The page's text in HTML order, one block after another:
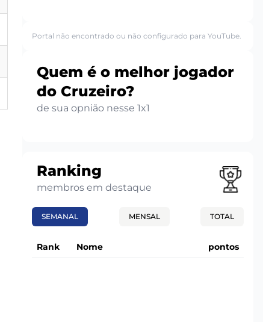
Portal não encontrado ou não configurado para YouTube.
Quem é o melhor jogador
do Cruzeiro?
de sua opnião nesse 1x1
Ranking
membros em destaque
SEMANAL MENSAL TOTAL
Rank Nome pontos